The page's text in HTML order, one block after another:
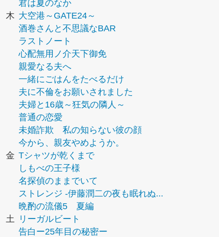
君は夏のなか
木 大空港～GATE24～
酒巻さんと不思議なBAR
ラストノート
心配無用ノ介天下御免
親愛なる夫へ
一緒にごはんをたべるだけ
夫に不倫をお願いされました
夫婦と16歳～狂気の隣人～
普通の恋愛
未婚詐欺 私の知らない彼の顔
今から、親友やめようか。
金 Tシャツが乾くまで
しもべの王子様
名探偵のままでいて
ストレンジ -伊藤潤二の夜も眠れぬ...
晩酌の流儀5 夏編
土
リーガルビート
告白ー25年目の秘密ー